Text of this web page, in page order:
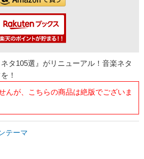
タ105選』がリニューアル！音楽ネタ
！
んが、こちらの商品は絶版でございま
テーマ